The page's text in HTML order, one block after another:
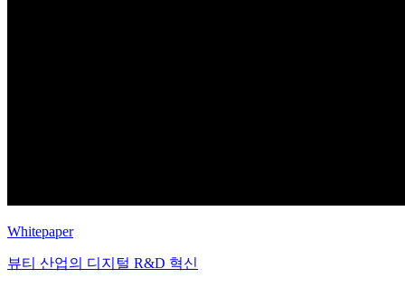
Whitepaper
뷰티 산업의 디지털 R&D 혁신